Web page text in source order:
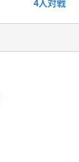
4人対戦